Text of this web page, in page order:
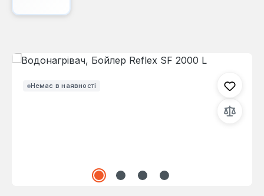
Немає в наявності
Пропустити галерею зображень